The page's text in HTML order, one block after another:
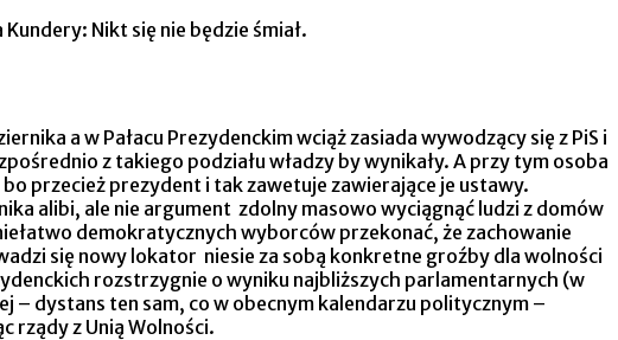
Nikt się nie będzie śmiał.
a w Pałacu Prezydenckim wciąż zasiada wywodzący się z PiS i
z takiego podziału władzy by wynikały. A przy tym osoba
przecież prezydent i tak zawetuje zawierające je ustawy.
alibi, ale nie argument zdolny masowo wyciągnąć ludzi z domów
demokratycznych wyborców przekonać, że zachowanie
się nowy lokator niesie za sobą konkretne groźby dla wolności
rozstrzygnie o wyniku najbliższych parlamentarnych (w
– dystans ten sam, co w obecnym kalendarzu politycznym –
rządy z Unią Wolności.